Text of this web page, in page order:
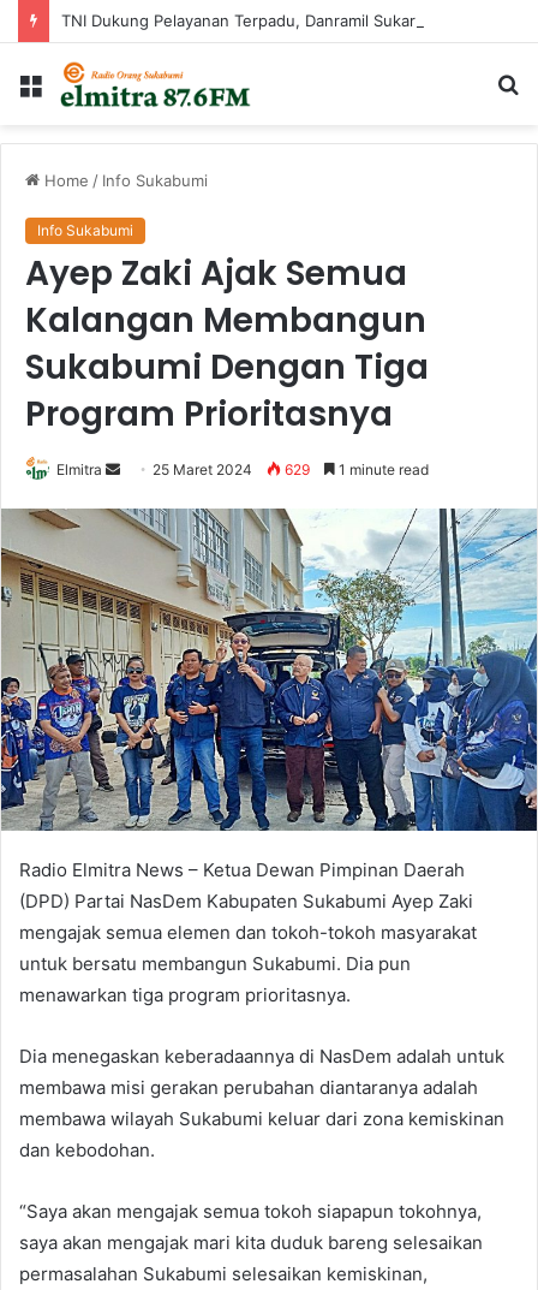
Menu
Home / Info Sukabumi
Info Sukabumi
Ayep Zaki Ajak Semua
Kalangan Membangun
Sukabumi Dengan Tiga
Program Prioritasnya
Elmitra
Send
email
25 Maret 2024 629 1 minute read
Radio Elmitra News – Ketua Dewan Pimpinan Daerah
(DPD) Partai NasDem Kabupaten Sukabumi Ayep Zaki
mengajak semua elemen dan tokoh-tokoh masyarakat
untuk bersatu membangun Sukabumi. Dia pun
menawarkan tiga program prioritasnya.
Dia menegaskan keberadaannya di NasDem adalah untuk
membawa misi gerakan perubahan diantaranya adalah
membawa wilayah Sukabumi keluar dari zona kemiskinan
dan kebodohan.
“Saya akan mengajak semua tokoh siapapun tokohnya,
saya akan mengajak mari kita duduk bareng selesaikan
permasalahan Sukabumi selesaikan kemiskinan,